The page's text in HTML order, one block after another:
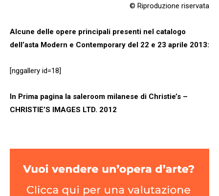
© Riproduzione riservata
Alcune delle opere principali presenti nel catalogo
dell’asta Modern e Contemporary del 22 e 23 aprile 2013:
[nggallery id=18]
In Prima pagina la saleroom milanese di Christie’s –
CHRISTIE’S IMAGES LTD. 2012